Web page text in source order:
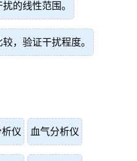
的线性范围。
，验证干扰程度。
仪 血气分析仪